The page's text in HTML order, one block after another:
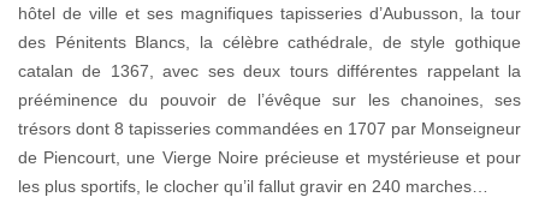
hôtel de ville et ses magnifiques tapisseries d’Aubusson, la tour
des Pénitents Blancs, la célèbre cathédrale, de style gothique
catalan de 1367, avec ses deux tours différentes rappelant la
prééminence du pouvoir de l’évêque sur les chanoines, ses
trésors dont 8 tapisseries commandées en 1707 par Monseigneur
de Piencourt, une Vierge Noire précieuse et mystérieuse et pour
les plus sportifs, le clocher qu’il fallut gravir en 240 marches…